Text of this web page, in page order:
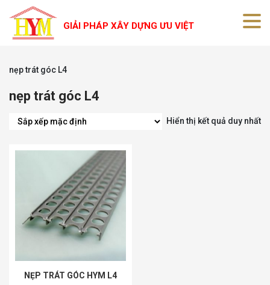
GIẢI PHÁP XÂY DỰNG ƯU VIỆT
nẹp trát góc L4
nẹp trát góc L4
Hiển thị kết quả duy nhất
NẸP TRÁT GÓC HYM L4